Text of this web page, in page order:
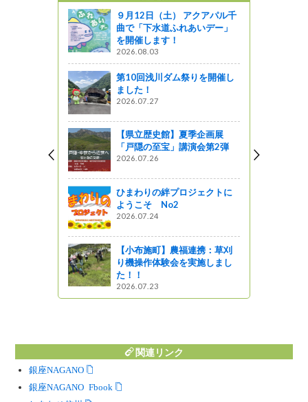
９月12日（土） アクアパル千
曲で「下水道ふれあいデー」
を開催します！
2026.08.03
第10回浅川ダム祭りを開催し
ました！
2026.07.27
【県立歴史館】夏季企画展
「戸隠の至宝」講演会第2弾
2026.07.26
ひまわりの絆プロジェクトに
ようこそ No2
2026.07.24
【小布施町】農福連携：草刈
り機操作体験会を実施しまし
た！！
2026.07.23
関連リンク
銀座NAGANO
銀座NAGANO Facebook